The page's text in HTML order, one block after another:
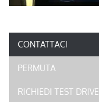
CONTATTACI
PERMUTA
RICHIEDI TEST DRIVE